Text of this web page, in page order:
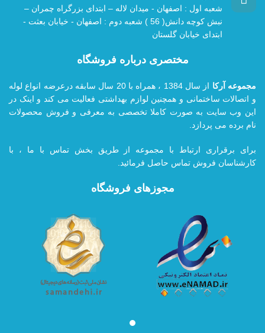
شعبه اول : اصفهان - میدان لاله – ابتدای بزرگراه چمران –
نبش کوچه دانش( 56 ) شعبه دوم : اصفهان - خیابان بعثت -
ابتدای خیابان گلستان
مختصری درباره فروشگاه
مجموعه آرکا از سال 1384 ، همراه با 20
سال سابقه درعرضه انواع لوله
و اتصالات ساختمانی و همچنین لوازم بهداشتی فعالیت می کند و اینک در
این وب سایت به صورت کاملا تخصصی به معرفی و فروش محصولات
نام برده می پردازد.
برای برقراری ارتباط با مجموعه از طریق بخش تماس با ما ، با
کارشناسان فروش تماس حاصل فرمائید.
مجوزهای فروشگاه